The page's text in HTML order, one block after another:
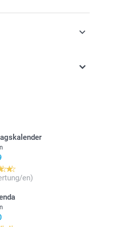
und zzgl.
der 14 cm breit und
eine kompakte und
en)